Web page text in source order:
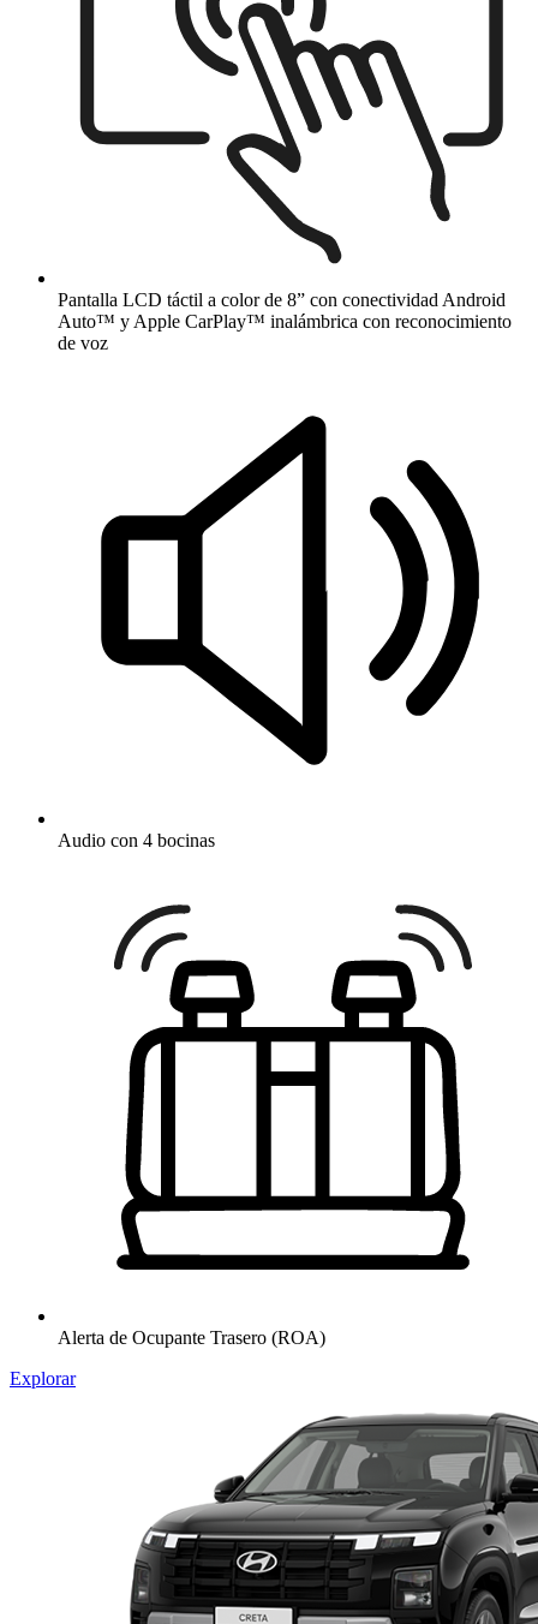
Pantalla LCD táctil a color de 8” con conectividad Android
Auto™ y Apple CarPlay™ inalámbrica con reconocimiento
de voz​
Audio con 4 bocinas
Alerta de Ocupante Trasero (ROA)​
Explorar